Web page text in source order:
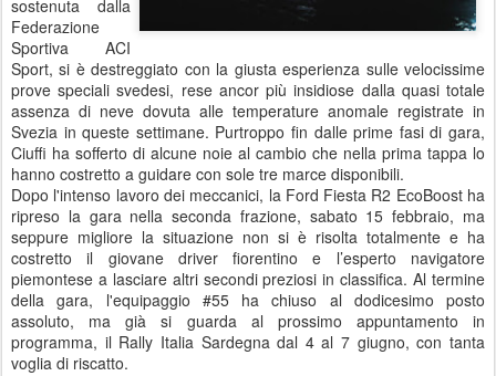
sostenuta dalla
Federazione
Sportiva ACI
Sport, si è destreggiato con la giusta esperienza sulle velocissime
prove speciali svedesi, rese ancor più insidiose dalla quasi totale
assenza di neve dovuta alle temperature anomale registrate in
Svezia in queste settimane. Purtroppo fin dalle prime fasi di gara,
Ciuffi ha sofferto di alcune noie al cambio che nella prima tappa lo
hanno costretto a guidare con sole tre marce disponibili.
Dopo l'intenso lavoro dei meccanici, la Ford Fiesta R2 EcoBoost ha
ripreso la gara nella seconda frazione, sabato 15 febbraio, ma
seppure migliore la situazione non si è risolta totalmente e ha
costretto il giovane driver fiorentino e l’esperto navigatore
piemontese a lasciare altri secondi preziosi in classifica. Al termine
della gara, l'equipaggio #55 ha chiuso al dodicesimo posto
assoluto, ma già si guarda al prossimo appuntamento in
programma, il Rally Italia Sardegna dal 4 al 7 giugno, con tanta
voglia di riscatto.